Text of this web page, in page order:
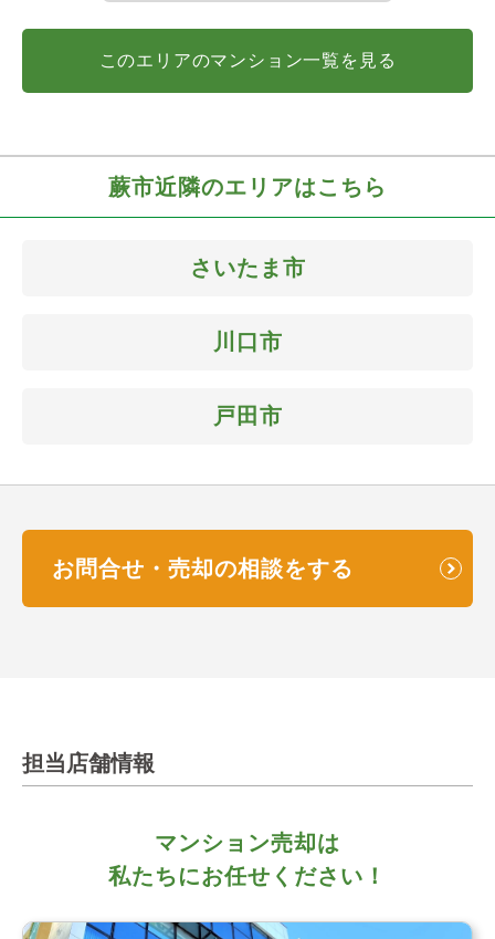
このエリアのマンション一覧を見る
蕨市近隣のエリアはこちら
さいたま市
川口市
戸田市
お問合せ・売却の相談をする
担当店舗情報
マンション売却は
私たちにお任せください！